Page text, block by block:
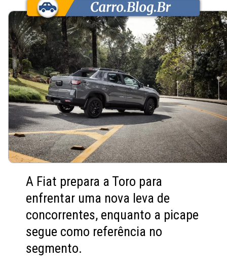
A Fiat prepara a Toro para
enfrentar uma nova leva de
concorrentes, enquanto a picape
segue como referência no
segmento.